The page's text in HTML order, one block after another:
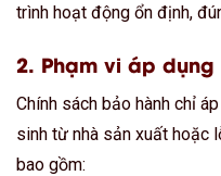
trình hoạt động ổn định,
2. Phạm vi áp dụng
Chính sách bảo hành chỉ
sinh từ nhà sản xuất hoặc
bao gồm: